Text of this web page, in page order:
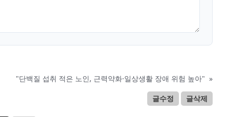
"단백질 섭취 적은 노인, 근력약화·일상생활 장애 위험 높아" »
글수정 글삭제